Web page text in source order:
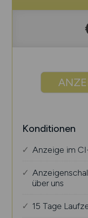
Konditionen
Anzeige im
über uns
15 Tage